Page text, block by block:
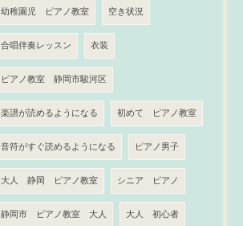
幼稚園児 ピアノ教室 空き状況
合唱伴奏レッスン 衣装
ピアノ教室 静岡市駿河区
楽譜が読めるようになる 初めて ピアノ教室
音符がすぐ読めるようになる ピアノ男子
大人 静岡 ピアノ教室 シニア ピアノ
静岡市 ピアノ教室 大人 大人 初心者